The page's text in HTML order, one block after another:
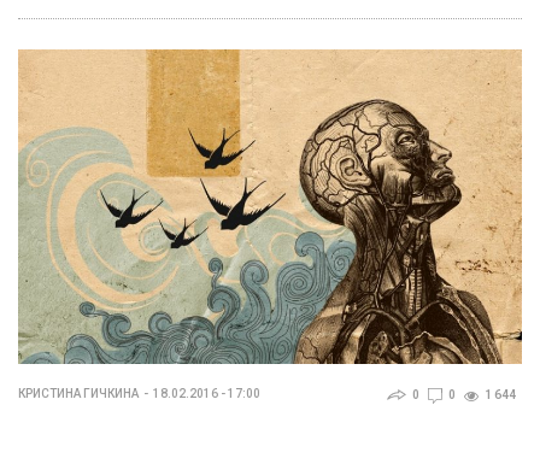
КРИСТИНА ГИЧКИНА 18.02.2016 - 17:00 0 0 1 644